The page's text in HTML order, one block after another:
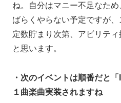
ね。自分はマニー不足なた
ばらくやらない予定ですが
定数貯まり次第、アビリテ
と思います。
・次のイベントは順番だと
１曲楽曲実装されますね